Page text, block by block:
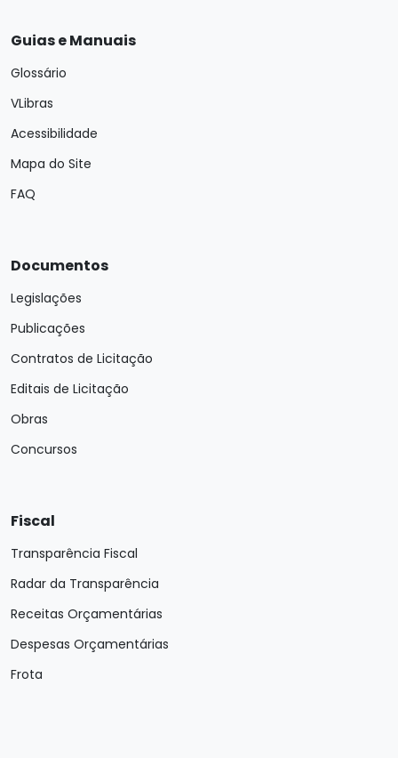
Guias e Manuais
Glossário
VLibras
Acessibilidade
Mapa do Site
FAQ
Documentos
Legislações
Publicações
Contratos de Licitação
Editais de Licitação
Obras
Concursos
Fiscal
Transparência Fiscal
Radar da Transparência
Receitas Orçamentárias
Despesas Orçamentárias
Frota